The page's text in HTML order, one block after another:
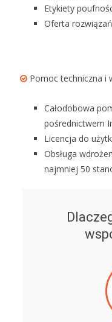
Etykiety
Oferta
Pomoc techniczna i
Całodobowa
pośrednictwem
Licencja do
Obsługa
najmniej 50